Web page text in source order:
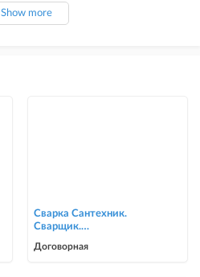
Show more
Сварка Сантехник.
Сварщик.
сварочные работы в Биш
Договорная